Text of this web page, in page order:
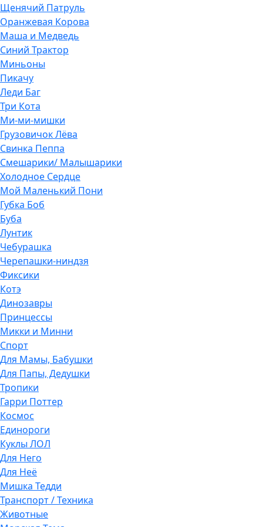
Щенячий Патруль
Оранжевая Корова
Маша и Медведь
Синий Трактор
Миньоны
Пикачу
Леди Баг
Три Кота
Ми-ми-мишки
Грузовичок Лёва
Свинка Пеппа
Смешарики/ Малышарики
Холодное Сердце
Мой Маленький Пони
Губка Боб
Буба
Лунтик
Чебурашка
Черепашки-ниндзя
Фиксики
Котэ
Динозавры
Принцессы
Микки и Минни
Спорт
Для Мамы, Бабушки
Для Папы, Дедушки
Тропики
Гарри Поттер
Космос
Единороги
Куклы ЛОЛ
Для Него
Для Неё
Мишка Тедди
Транспорт / Техника
Животные